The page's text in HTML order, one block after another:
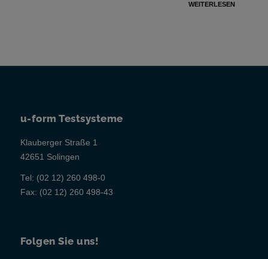
WEITERLESEN
u-form Testsysteme
Klauberger Straße 1
42651 Solingen
Tel: (02 12) 260 498-0
Fax: (02 12) 260 498-43
Folgen Sie uns!